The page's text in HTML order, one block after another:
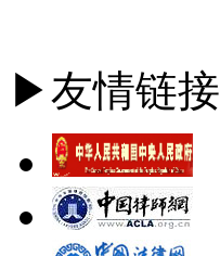
▶友情链接